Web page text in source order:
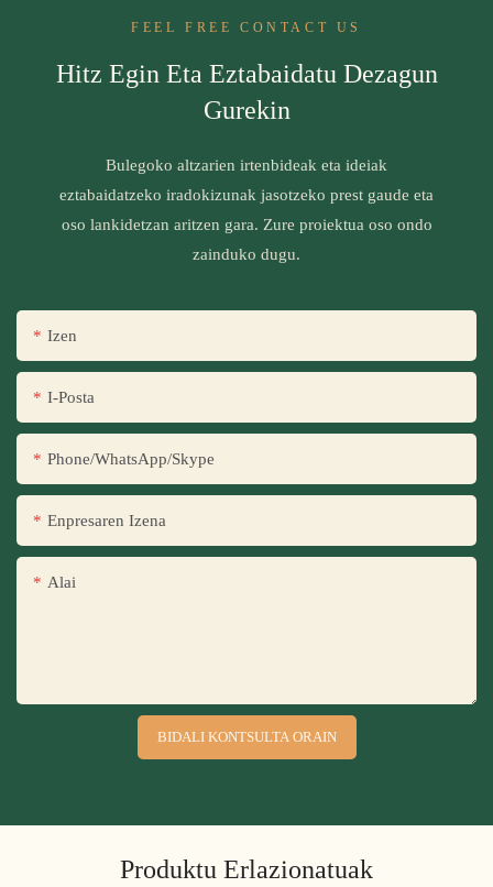
FEEL FREE CONTACT US
Hitz Egin Eta Eztabaidatu Dezagun
Gurekin
Bulegoko altzarien irtenbideak eta ideiak
eztabaidatzeko iradokizunak jasotzeko prest gaude eta
oso lankidetzan aritzen gara. Zure proiektua oso ondo
zainduko dugu.
Izen
I-Posta
Phone/WhatsApp/Skype
Enpresaren Izena
Alai
BIDALI KONTSULTA ORAIN
Produktu Erlazionatuak